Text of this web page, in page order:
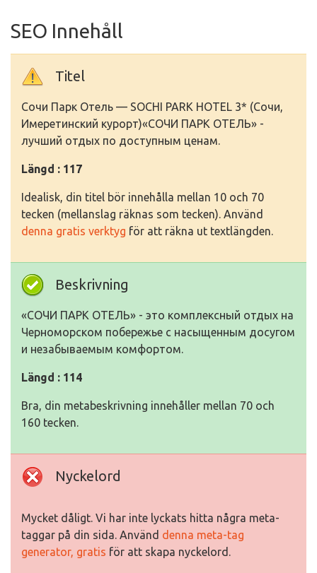
SEO Innehåll
Titel
Сочи Парк Отель — SOCHI PARK HOTEL 3* (Сочи,
Имеретинский курорт)«СОЧИ ПАРК ОТЕЛЬ» -
лучший отдых по доступным ценам.
Längd : 117
Idealisk, din titel bör innehålla mellan 10 och 70
tecken (mellanslag räknas som tecken). Använd
denna gratis verktyg för att räkna ut textlängden.
Beskrivning
«СОЧИ ПАРК ОТЕЛЬ» - это комплексный отдых на
Черноморском побережье с насыщенным досугом
и незабываемым комфортом.
Längd : 114
Bra, din metabeskrivning innehåller mellan 70 och
160 tecken.
Nyckelord
Mycket dåligt. Vi har inte lyckats hitta några meta-
taggar på din sida. Använd denna meta-tag
generator, gratis för att skapa nyckelord.